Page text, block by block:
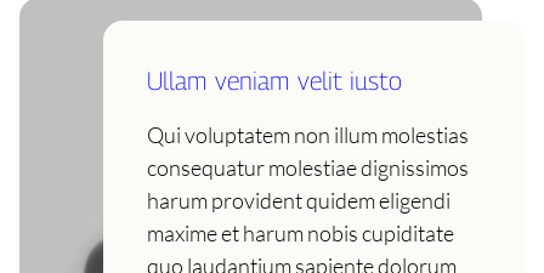
Ullam veniam velit iusto
Qui voluptatem non illum molestias
consequatur molestiae dignissimos
harum provident quidem eligendi
maxime et harum nobis cupiditate
quo laudantium sapiente dolorum